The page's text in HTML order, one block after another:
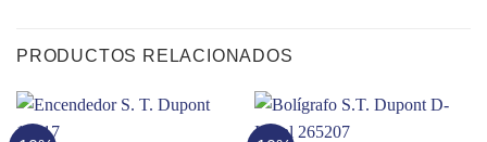
PRODUCTOS RELACIONADOS